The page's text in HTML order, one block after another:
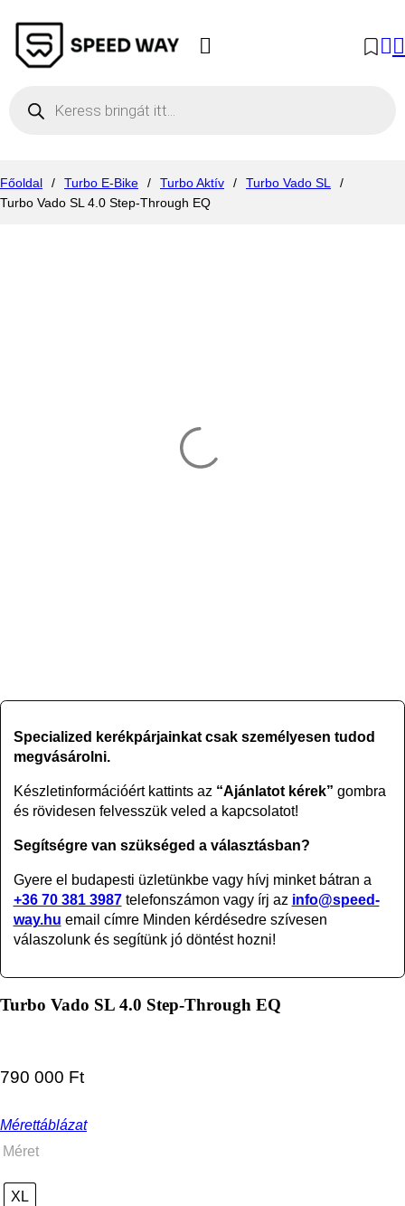
Főoldal / Turbo E-Bike / Turbo Aktív / Turbo Vado SL
/
Turbo Vado SL 4.0 Step-Through EQ
Specialized kerékpárjainkat csak személyesen tudod
megvásárolni.
Készletinformációért kattints az “Ajánlatot kérek” gombra
és rövidesen felvesszük veled a kapcsolatot!
Segítségre van szükséged a választásban?
Gyere el budapesti üzletünkbe vagy hívj minket bátran a
+36 70 381 3987telefonszámon vagy írj az info@speed-
way.hu email címre Minden kérdésedre szívesen
válaszolunk és segítünk jó döntést hozni!
Turbo Vado SL 4.0 Step-Through EQ
790 000 Ft
Mérettáblázat
Méret
XL